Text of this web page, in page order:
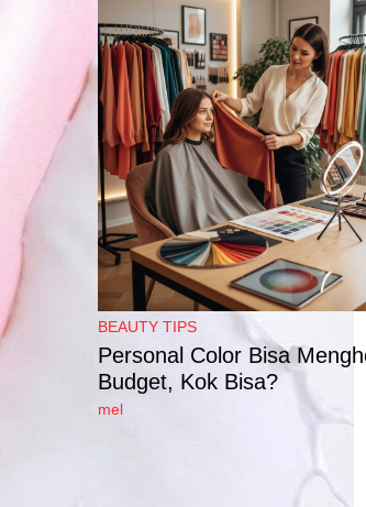
BEAUTY TIPS
Personal Color Bisa
Budget, Kok Bisa?
mel